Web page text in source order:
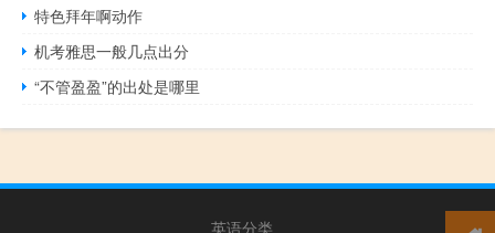
特色拜年啊动作
机考雅思一般几点出分
“不管盈盈”的出处是哪里
英语分类